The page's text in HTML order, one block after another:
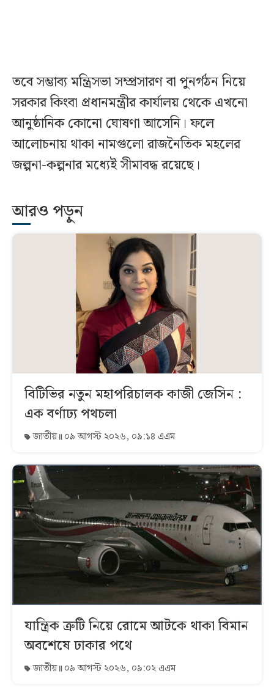
তবে সম্ভাব্য মন্ত্রিসভা সম্প্রসারণ বা পুনর্গঠন নিয়ে
সরকার কিংবা প্রধানমন্ত্রীর কার্যালয় থেকে এখনো
আনুষ্ঠানিক কোনো ঘোষণা আসেনি। ফলে
আলোচনায় থাকা নামগুলো রাজনৈতিক মহলের
জল্পনা-কল্পনার মধ্যেই সীমাবদ্ধ রয়েছে।
আরও পড়ুন
বিটিভির নতুন মহাপরিচালক কাজী জেসিন :
এক বর্ণাঢ্য পথচলা
জাতীয় ০৯ আগস্ট ২০২৬, ০৯:১৪ এএম
যান্ত্রিক ত্রুটি নিয়ে রোমে আটকে থাকা বিমান
অবশেষে ঢাকার পথে
জাতীয় ০৯ আগস্ট ২০২৬, ০৯:০২ এএম